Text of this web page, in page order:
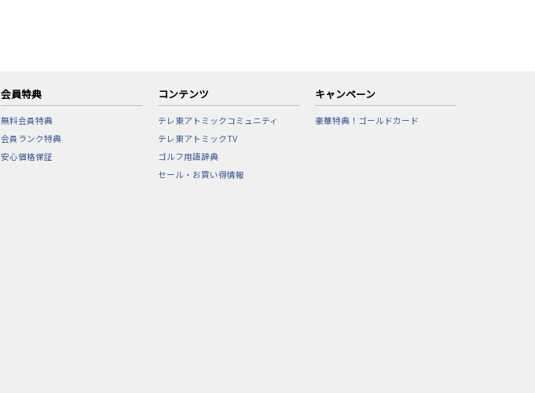
会員特典
無料会員特典
会員ランク特典
安心価格保証
コンテンツ
テレ東アトミックコミュニティ
テレ東アトミックTV
ゴルフ用語辞典
セール・お買い得情報
キャンペーン
豪華特典！ゴールドカード